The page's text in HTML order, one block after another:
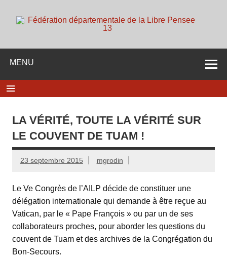
content
dieu ni maitre
MENU
LA VÉRITÉ, TOUTE LA VÉRITÉ SUR
LE COUVENT DE TUAM !
23 septembre 2015 mgrodin
Le Ve Congrès de l’AILP décide de constituer une
délégation internationale qui demande à être reçue au
Vatican, par le « Pape François » ou par un de ses
collaborateurs proches, pour aborder les questions du
couvent de Tuam et des archives de la Congrégation du
Bon-Secours.